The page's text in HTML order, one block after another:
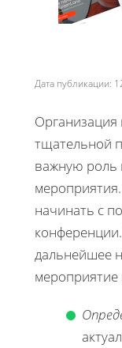
Дата
Организация
тщательной
важную роль
начинать с
дальнейшее